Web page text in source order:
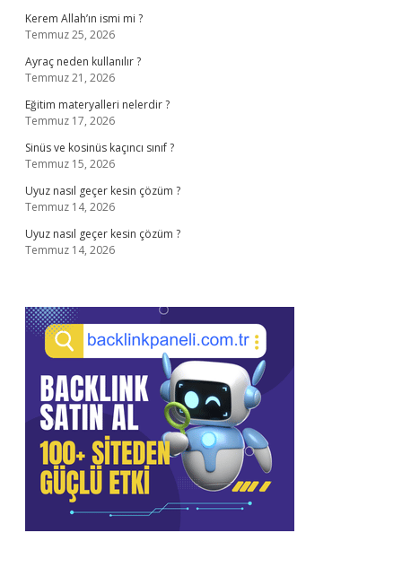
Kerem Allah’ın ismi mi ?
Temmuz 25, 2026
Ayraç neden kullanılır ?
Temmuz 21, 2026
Eğitim materyalleri nelerdir ?
Temmuz 17, 2026
Sinüs ve kosinüs kaçıncı sınıf ?
Temmuz 15, 2026
Uyuz nasıl geçer kesin çözüm ?
Temmuz 14, 2026
Uyuz nasıl geçer kesin çözüm ?
Temmuz 14, 2026